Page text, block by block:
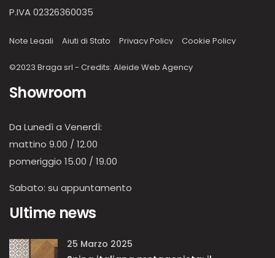
P.IVA 02326360035
Note Legali Aiuti di Stato Privacy Policy Cookie Policy
©2023 Braga srl - Credits: Aleide Web Agency
Showroom
Da Lunedì a Venerdì:
mattino 9.00 / 12.00
pomeriggio 15.00 / 19.00
Sabato: su appuntamento
Ultime news
25 Marzo 2025